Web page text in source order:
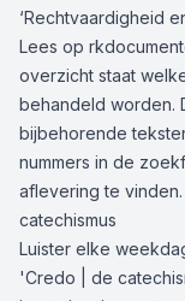
‘Rechtvaardigheid
Lees op
overzicht staat
behandeld worden.
bijbehorende
nummers in de
aflevering te
catechismus
Luister elke
'Credo | de